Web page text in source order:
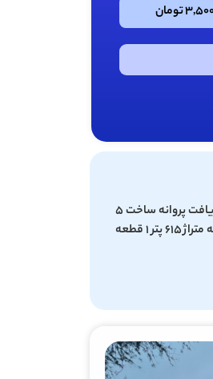
مجموع زمینهای مسکونی روستایی پلاک بندی شده و در جال دریافت پروانه ساخت ۵
قطعه زمین مسکونه ۳ قطعه به مساحت ۳۸۰ متر ۱ قطعه زمین به متراژ ۶۱۵ پتر ۱ قطعه